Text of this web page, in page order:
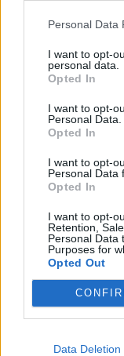
Personal Data
I want to opt-
personal data.
Opted In
I want to opt-
Personal Data.
Opted In
I want to opt-
Personal Data
Opted In
I want to opt-
Retention,
Personal Data
Purposes for
Opted Out
Data Deletion